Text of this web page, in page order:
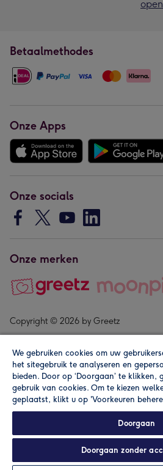
Betaalmethodes
Onze Apps
Onze socials
Onze merken
Copyright © 2026 by Greetz
Alle prijzen zijn inclusief btw en
We gebruiken cookies om uw
het sitegebruik te analyseren en
bieden. Door op ‘Doorgaan’ te
gebruik van cookies. Om te kiezen
geplaatst, klikt u op 'Voorkeuren
Doorgaan
Doorgaan zonder